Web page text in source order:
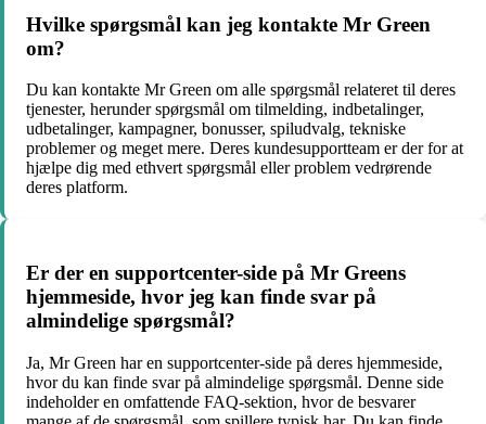
Hvilke spørgsmål kan jeg kontakte Mr Green
om?
Du kan kontakte Mr Green om alle spørgsmål relateret til deres
tjenester, herunder spørgsmål om tilmelding, indbetalinger,
udbetalinger, kampagner, bonusser, spiludvalg, tekniske
problemer og meget mere. Deres kundesupportteam er der for at
hjælpe dig med ethvert spørgsmål eller problem vedrørende
deres platform.
Er der en supportcenter-side på Mr Greens
hjemmeside, hvor jeg kan finde svar på
almindelige spørgsmål?
Ja, Mr Green har en supportcenter-side på deres hjemmeside,
hvor du kan finde svar på almindelige spørgsmål. Denne side
indeholder en omfattende FAQ-sektion, hvor de besvarer